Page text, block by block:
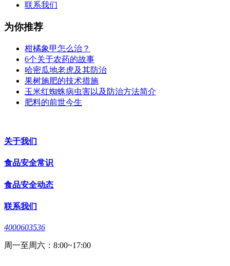
联系我们
为你推荐
柑橘象甲怎么治？
6个关于农药的故事
哈密瓜地老虎及其防治
果树施肥的技术措施
玉米红蜘蛛病虫害以及防治方法简介
肥料的前世今生
关于我们
食品安全常识
食品安全动态
联系我们
4000603536
周一至周六：8:00~17:00